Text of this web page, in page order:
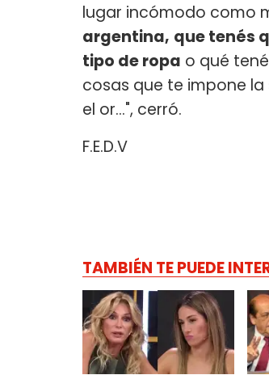
lugar incómodo como
argentina, que tenés
tipo de ropa o qué
cosas que te impone
el or...", cerró.
F.E.D.V
TAMBIÉN TE PUEDE